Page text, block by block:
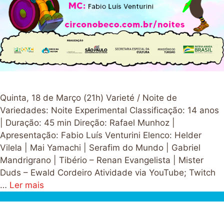
Quinta, 18 de Março (21h) Varieté / Noite de
Variedades: Noite Experimental Classificação: 14 anos
| Duração: 45 min Direção: Rafael Munhoz |
Apresentação: Fabio Luís Venturini Elenco: Helder
Vilela | Mai Yamachi | Serafim do Mundo | Gabriel
Mandrigrano | Tibério – Renan Evangelista | Mister
Duds – Ewald Cordeiro Atividade via YouTube; Twitch
… Ler mais